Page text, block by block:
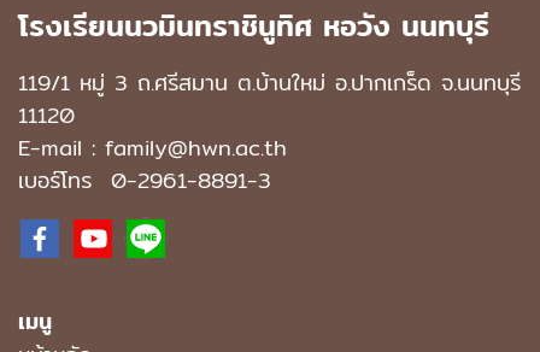
โรงเรียนนวมินทราชินูทิศ หอวัง นนทบุรี
119/1 หมู่ 3 ถ.ศรีสมาน ต.บ้านใหม่ อ.ปากเกร็ด จ.นนทบุรี
11120
E-mail : family@hwn.ac.th
เบอร์โทร 0-2961-8891-3
เมนู